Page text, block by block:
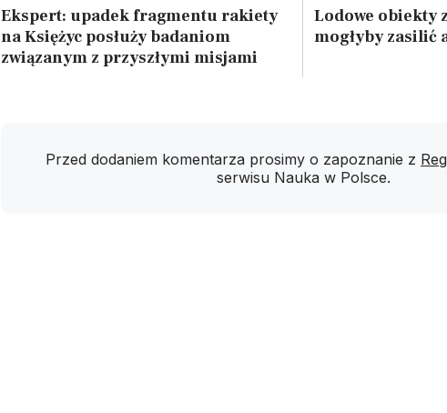
Ekspert: upadek fragmentu rakiety
na Księżyc posłuży badaniom
związanym z przyszłymi misjami
Lodowe obiekty
mogłyby zasilić
Przed dodaniem komentarza prosimy o zapoznanie z
serwisu Nauka w Polsce.